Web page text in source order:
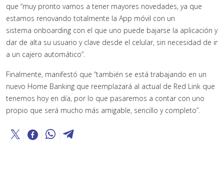
que “muy pronto vamos a tener mayores novedades, ya que
estamos renovando totalmente la App móvil con un
sistema onboarding con el que uno puede bajarse la aplicación y
dar de alta su usuario y clave desde el celular, sin necesidad de ir
a un cajero automático”.
Finalmente, manifestó que “también se está trabajando en un
nuevo Home Banking que reemplazará al actual de Red Link que
tenemos hoy en día, por lo que pasaremos a contar con uno
propio que será mucho más amigable, sencillo y completo”.